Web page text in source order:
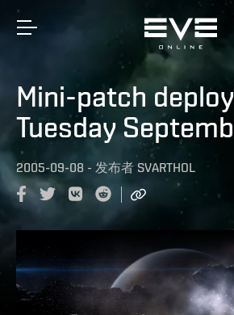
Mini-patch
Tuesday
2005-09-08 - 发布者 SVARTHOL